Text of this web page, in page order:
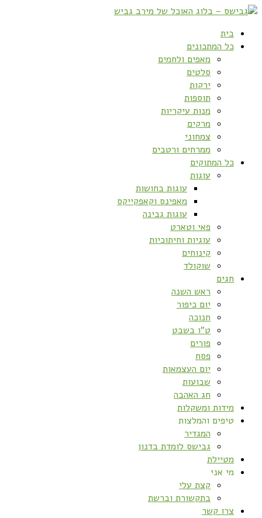
בית
כל המתכונים
מאפים ולחמים
סלטים
ירקות
תוספות
מנות עיקריות
מרקים
צמחוני
ממרחים ורטבים
כל המתוקים
עוגות
עוגות בחושות
מאפינס וקאפקייקס
עוגות גבינה
פאי וטארט
עוגיות וחיתוכיות
קינוחים
שוקולד
חגים
ראש השנה
יום כיפור
חנוכה
ט”ו בשבט
פורים
פסח
יום העצמאות
שבועות
חג האהבה
מידות ומשקלות
טיפים והמלצות
המגדיר
גבישס לומדת בדנון
מטיילת
מי אני
קצת עלי
בתקשורת וברשת
צרו קשר